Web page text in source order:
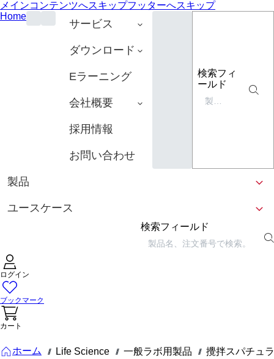
メインコンテンツへスキップフッターへスキップ
Home
サービス
ダウンロード
Eラーニング
会社概要
採用情報
お問い合わせ
検索フィ
ールド
製品
ユースケース
検索フィールド
ログイン
ブックマーク
カート
ホーム /// Life Science /// 一般ラボ用製品 /// 攪拌スパチュラ